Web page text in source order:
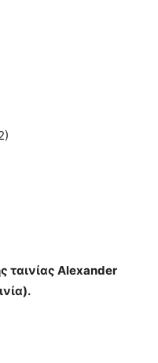
ταινίας Alexander